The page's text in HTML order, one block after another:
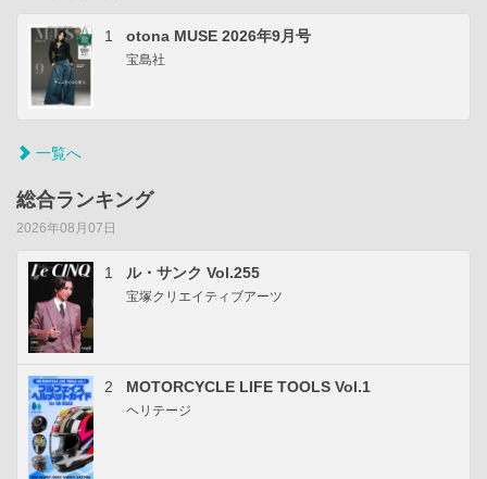
1 otona MUSE 2026年9月号
宝島社
一覧へ
総合ランキング
2026年08月07日
1 ル・サンク Vol.255
宝塚クリエイティブアーツ
2 MOTORCYCLE LIFE TOOLS Vol.1
ヘリテージ